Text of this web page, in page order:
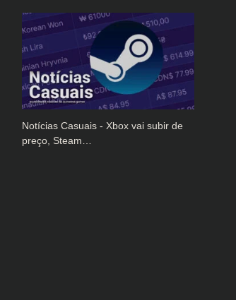
Notícias Casuais - Xbox vai subir de
preço, Steam…